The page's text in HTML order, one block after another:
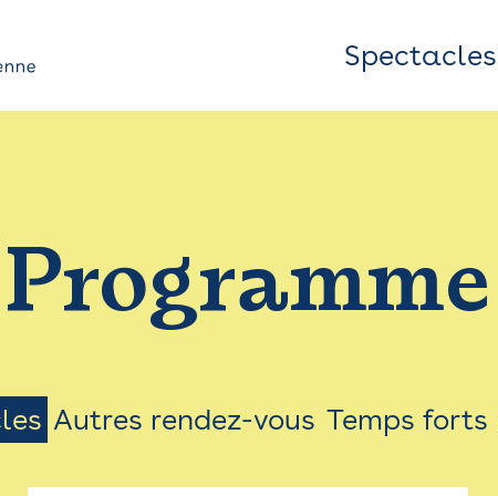
Top
Bar
Menu
Spectacles
Programme
Autres rendez-vous Temps forts